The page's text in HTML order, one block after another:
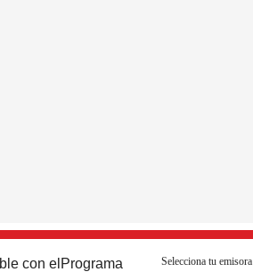
con el Programa Selecciona tu emisora